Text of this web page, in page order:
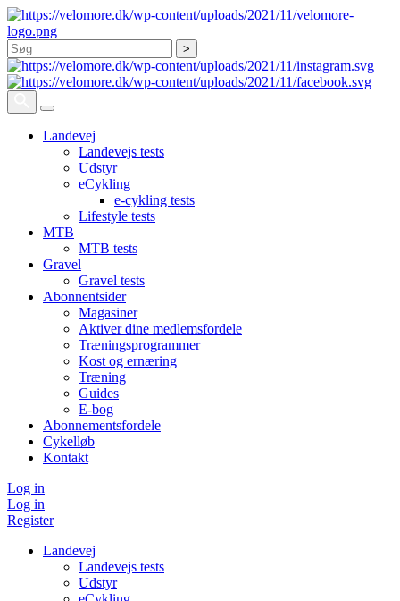
Søg
Landevej
Landevejs tests
Udstyr
eCykling
e-cykling tests
Lifestyle tests
MTB
MTB tests
Gravel
Gravel tests
Abonnentsider
Magasiner
Aktiver dine medlemsfordele
Træningsprogrammer
Kost og ernæring
Træning
Guides
E-bog
Abonnementsfordele
Cykelløb
Kontakt
Log in
Log in
Register
Landevej
Landevejs tests
Udstyr